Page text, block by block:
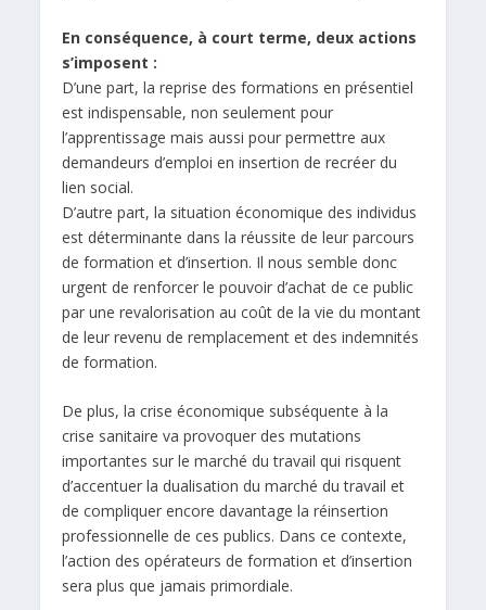
En conséquence, à court terme, deux actions
s’imposent :
D’une part, la reprise des formations en présentiel
est indispensable, non seulement pour
l’apprentissage mais aussi pour permettre aux
demandeurs d’emploi en insertion de recréer du
lien social.
D’autre part, la situation économique des individus
est déterminante dans la réussite de leur parcours
de formation et d’insertion. Il nous semble donc
urgent de renforcer le pouvoir d’achat de ce public
par une revalorisation au coût de la vie du montant
de leur revenu de remplacement et des indemnités
de formation.
De plus, la crise économique subséquente à la
crise sanitaire va provoquer des mutations
importantes sur le marché du travail qui risquent
d’accentuer la dualisation du marché du travail et
de compliquer encore davantage la réinsertion
professionnelle de ces publics. Dans ce contexte,
l’action des opérateurs de formation et d’insertion
sera plus que jamais primordiale.